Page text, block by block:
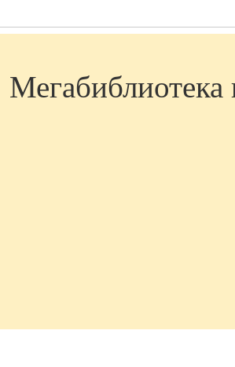
Мегабиблиотека